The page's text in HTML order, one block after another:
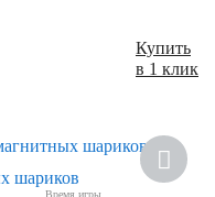
Купить
в 1 клик
шариков
Время игры